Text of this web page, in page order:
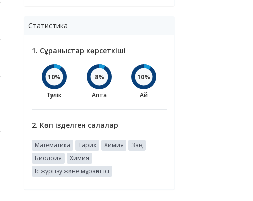
Статистика
1. Сұраныстар көрсеткіші
10%
Тәулік
8%
Апта
10%
Ай
2. Көп ізделген салалар
Математика Тарих Химия
Заң
Биолоия
Химия
Іс жүргізу және мұрағат ісі